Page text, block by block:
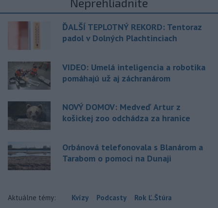
ĎALŠÍ TEPLOTNÝ REKORD: Tentoraz
padol v Dolných Plachtinciach
VIDEO: Umelá inteligencia a robotika
pomáhajú už aj záchranárom
NOVÝ DOMOV: Medveď Artur z
košickej zoo odchádza za hranice
Orbánová telefonovala s Blanárom a
Tarabom o pomoci na Dunaji
Aktuálne témy: Kvízy Podcasty Rok Ľ.Štúra